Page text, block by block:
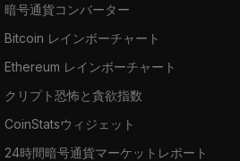
暗号通貨コンバーター
Bitcoin レインボーチャート
Ethereum レインボーチャート
クリプト恐怖と貪欲指数
CoinStatsウィジェット
24時間暗号通貨マーケットレポート